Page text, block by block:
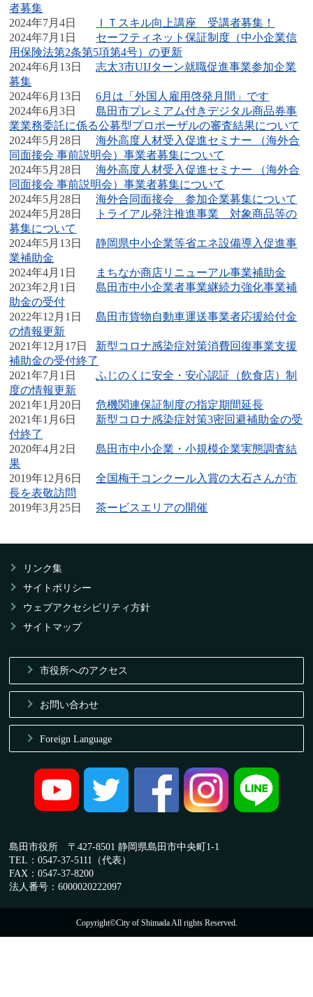
者募集
2024年7月4日
ＩＴスキル向上講座 受講者募集！
2024年7月1日
セーフティネット保証制度（中小企業信
用保険法第2条第5項第4号）の更新
2024年6月13日
志太3市UIJターン就職促進事業参加企業
募集
2024年6月13日
6月は「外国人雇用啓発月間」です
2024年6月3日
島田市プレミアム付きデジタル商品券事
業業務委託に係る公募型プロポーザルの審査結果について
2024年5月28日
海外高度人材受入促進セミナー （海外合
同面接会 事前説明会）事業者募集について
2024年5月28日
海外高度人材受入促進セミナー （海外合
同面接会 事前説明会）事業者募集について
2024年5月28日
海外合同面接会 参加企業募集について
2024年5月28日
トライアル発注推進事業 対象商品等の
募集について
2024年5月13日
静岡県中小企業等省エネ設備導入促進事
業補助金
2024年4月1日
まちなか商店リニューアル事業補助金
2023年2月1日
島田市中小企業者事業継続力強化事業補
助金の受付
2022年12月1日
島田市貨物自動車運送事業者応援給付金
の情報更新
2021年12月17日
新型コロナ感染症対策消費回復事業支援
補助金の受付終了
2021年7月1日
ふじのくに安全・安心認証（飲食店）制
度の情報更新
2021年1月20日
危機関連保証制度の指定期間延長
2021年1月6日
新型コロナ感染症対策3密回避補助金の受
付終了
2020年4月2日
島田市中小企業・小規模企業実態調査結
果
2019年12月6日
全国梅干コンクール入賞の大石さんが市
長を表敬訪問
2019年3月25日
茶ービスエリアの開催
リンク集
サイトポリシー
ウェブアクセシビリティ方針
サイトマップ
市役所へのアクセス
お問い合わせ
Foreign Language
島田市役所 〒427-8501 静岡県島田市中央町1-1
TEL：0547-37-5111（代表）
FAX：0547-37-8200
法人番号：6000020222097
Copyright©City of Shimada All rights Reserved.